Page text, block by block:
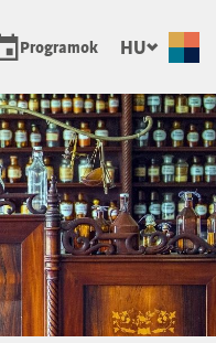
Programok HU